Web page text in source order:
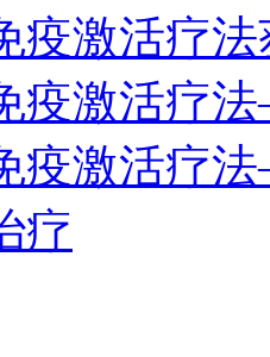
疫激活疗
疫激活疗
疫激活疗
疗